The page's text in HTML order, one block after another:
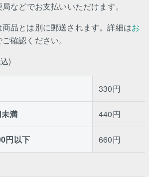
などでお支払いいただけます。
品とは別に郵送されます。詳細はお
ご確認ください。
)
330円
満 440円
円以下 660円